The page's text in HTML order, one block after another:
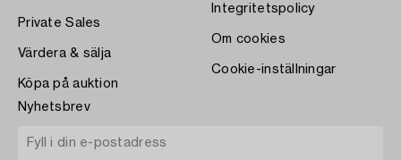
Private Sales
Värdera & sälja
Köpa på auktion
Integritetspolicy
Om cookies
Cookie-inställningar
Nyhetsbrev